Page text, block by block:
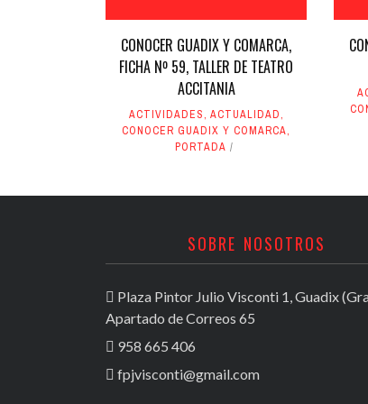
CONOCER GUADIX Y COMARCA,
FICHA Nº 59, TALLER DE TEATRO
ACCITANIA
ACTIVIDADES, ACTUALIDAD,
CONOCER GUADIX Y COMARCA,
PORTADA
SOBRE NOSOTROS
Plaza Pintor Julio Visconti 1, Guadix
Apartado de Correos 65
958 665 406
fpjvisconti@gmail.com